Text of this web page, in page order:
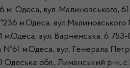
Одеса, вул. Малиновського,
м.Одеса,
вул. Варненська, 6 753-
м.Одеса, вул. Генерала
обл., Лиманський р-н,